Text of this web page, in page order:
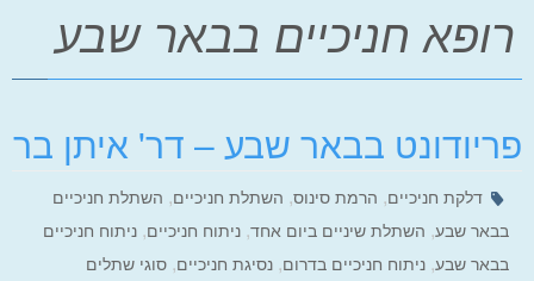
רופא חניכיים בבאר שבע
פריודונט בבאר שבע – דר' איתן בר
דלקת חניכיים, הרמת סינוס, השתלת חניכיים, השתלת חניכיים
בבאר שבע, השתלת שיניים ביום אחד, ניתוח חניכיים, ניתוח חניכיים
בבאר שבע, ניתוח חניכיים בדרום, נסיגת חניכיים, סוגי שתלים